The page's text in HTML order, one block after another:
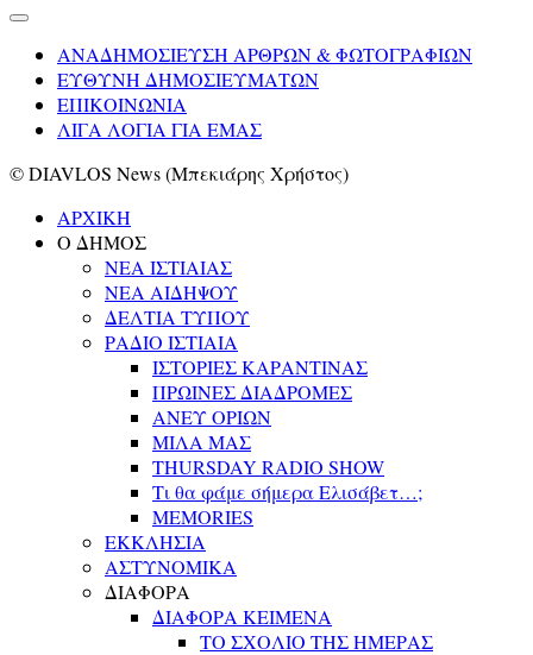
ΑΝΑΔΗΜΟΣΙΕΥΣΗ ΑΡΘΡΩΝ & ΦΩΤΟΓΡΑΦΙΩΝ
ΕΥΘΥΝΗ ΔΗΜΟΣΙΕΥΜΑΤΩΝ
ΕΠΙΚΟΙΝΩΝΙΑ
ΛΙΓΑ ΛΟΓΙΑ ΓΙΑ ΕΜΑΣ
© DIAVLOS News (Μπεκιάρης Χρήστος)
ΑΡΧΙΚΗ
Ο ΔΗΜΟΣ
ΝΕΑ ΙΣΤΙΑΙΑΣ
ΝΕΑ ΑΙΔΗΨΟΥ
ΔΕΛΤΙΑ ΤΥΠΟΥ
ΡΑΔΙΟ ΙΣΤΙΑΙΑ
ΙΣΤΟΡΙΕΣ ΚΑΡΑΝΤΙΝΑΣ
ΠΡΩΙΝΕΣ ΔΙΑΔΡΟΜΕΣ
ΑΝΕΥ ΟΡΙΩΝ
ΜΙΛΑ ΜΑΣ
THURSDAY RADIO SHOW
Τι θα φάμε σήμερα Ελισάβετ…;
MEMORIES
ΕΚΚΛΗΣΙΑ
ΑΣΤΥΝΟΜΙΚΑ
ΔΙΑΦΟΡΑ
ΔΙΑΦΟΡΑ ΚΕΙΜΕΝΑ
ΤΟ ΣΧΟΛΙΟ ΤΗΣ ΗΜΕΡΑΣ